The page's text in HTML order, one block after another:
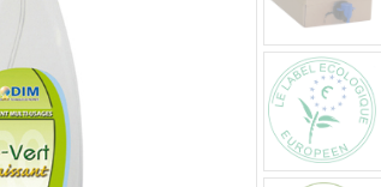
usages
conçu pour nettoyer efficacement toutes les
inox, acier laqué plexiglas, aluminium, verre, bois, cuir,
laisser de traces, élimine la graisse et laisse une
d’agrumes.
VERT ne contiennent pas d’ingrédients d’origine
conditionnés dans des matériaux entièrement